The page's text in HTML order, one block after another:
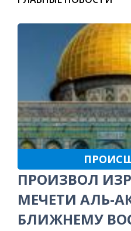
ПРОИЗВОЛ
МЕЧЕТИ АЛЬ-
БЛИЖНЕМУ